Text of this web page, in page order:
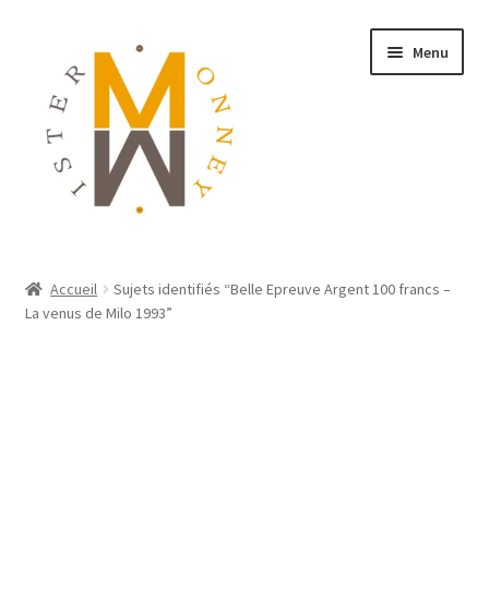
Menu
MONNAIES
Accueil
Sujets identifiés “Belle Epreuve Argent 100 francs –
La venus de Milo 1993”